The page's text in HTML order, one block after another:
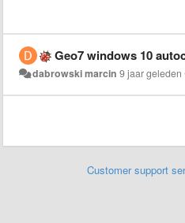
Geo7 windows 10
dabrowski marcin 9 jaar geleden
Customer support